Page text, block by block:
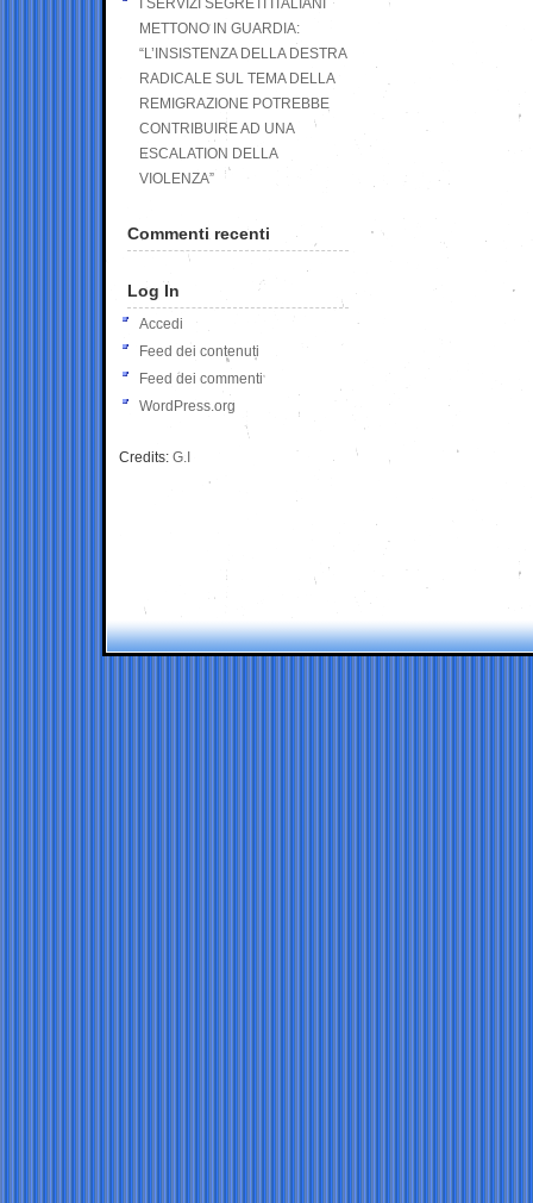
I SERVIZI SEGRETI ITALIANI
METTONO IN GUARDIA:
“L’INSISTENZA DELLA DESTRA
RADICALE SUL TEMA DELLA
REMIGRAZIONE POTREBBE
CONTRIBUIRE AD UNA
ESCALATION DELLA
VIOLENZA”
Commenti recenti
Log In
Accedi
Feed dei contenuti
Feed dei commenti
WordPress.org
Credits: G.I